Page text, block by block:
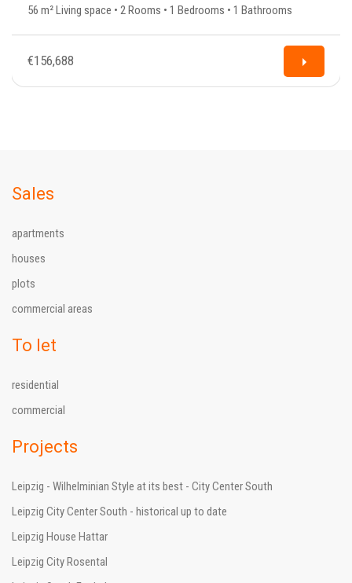
56 m² Living space • 2 Rooms • 1 Bedrooms • 1 Bathrooms
€156,688
Sales
apartments
houses
plots
commercial areas
To let
residential
commercial
Projects
Leipzig - Wilhelminian Style at its best - City Center South
Leipzig City Center South - historical up to date
Leipzig House Hattar
Leipzig City Rosental